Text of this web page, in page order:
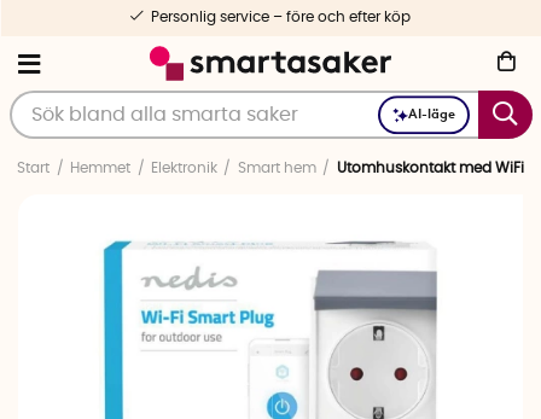
AI-läge
Personlig service – före och efter köp
Start Hemmet Elektronik Smart hem Utomhuskontakt med WiFi